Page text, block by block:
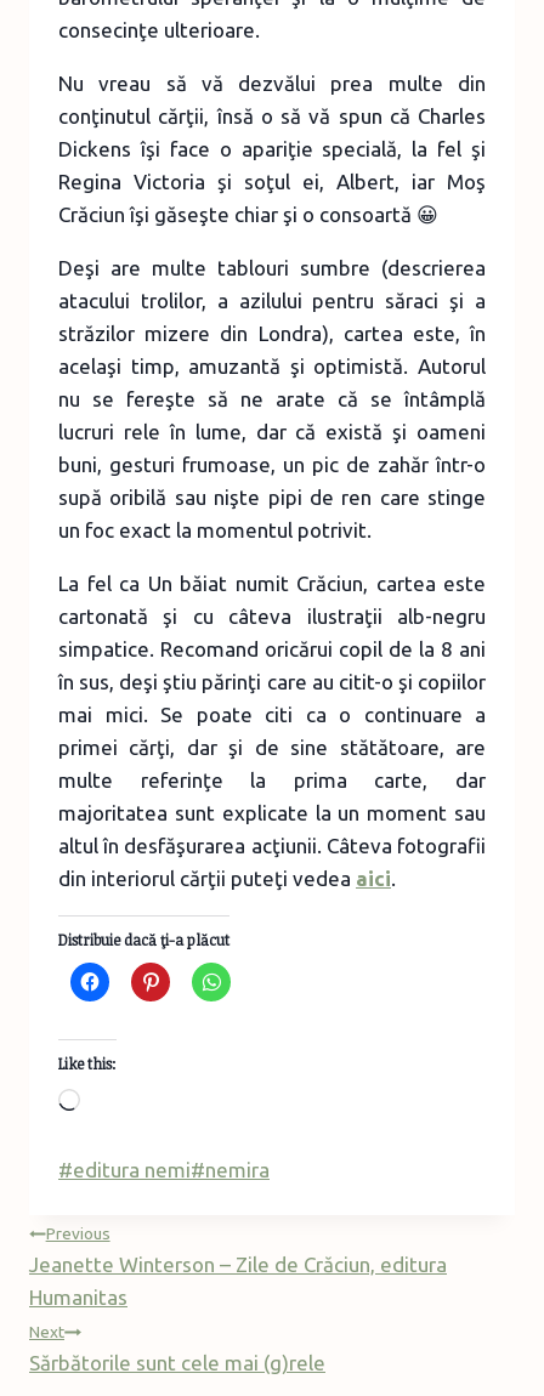
consecinţe ulterioare.
Nu vreau să vă dezvălui prea multe din
conţinutul cărţii, însă o să vă spun că Charles
Dickens îşi face o apariţie specială, la fel şi
Regina Victoria şi soţul ei, Albert, iar Moş
Crăciun îşi găseşte chiar şi o consoartă 😀
Deşi are multe tablouri sumbre (descrierea
atacului trolilor, a azilului pentru săraci şi a
străzilor mizere din Londra), cartea este, în
acelaşi timp, amuzantă şi optimistă. Autorul
nu se fereşte să ne arate că se întâmplă
lucruri rele în lume, dar că există şi oameni
buni, gesturi frumoase, un pic de zahăr într-o
supă oribilă sau nişte pipi de ren care stinge
un foc exact la momentul potrivit.
La fel ca Un băiat numit Crăciun, cartea este
cartonată şi cu câteva ilustraţii alb-negru
simpatice. Recomand oricărui copil de la 8 ani
în sus, deşi ştiu părinţi care au citit-o şi copiilor
mai mici. Se poate citi ca o continuare a
primei cărţi, dar şi de sine stătătoare, are
multe referinţe la prima carte, dar
majoritatea sunt explicate la un moment sau
altul în desfăşurarea acţiunii. Câteva fotografii
din interiorul cărţii puteţi vedea aici.
Distribuie dacă ţi-a plăcut
Like this:
L
a
i
n
g
…
Post
#editura nemi#nemira
Post
navigation
Previous
Jeanette Winterson – Zile de Crăciun, editura
Humanitas
Next
Sărbătorile sunt cele mai (g)rele